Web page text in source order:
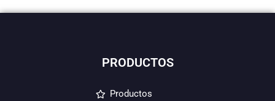
PRODUCTOS
Productos